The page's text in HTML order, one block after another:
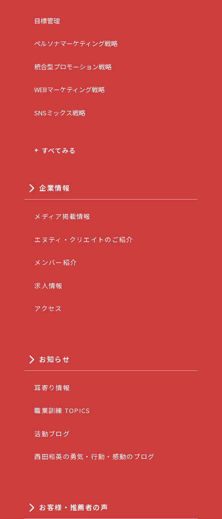
目標管理
ペルソナマーケティング戦略
統合型プロモーション戦略
WEBマーケティング戦略
SNSミックス戦略
+ すべてみる
企業情報
メディア掲載情報
エヌティ・クリエイトのご紹介
メンバー紹介
求人情報
アクセス
お知らせ
耳寄り情報
職業訓練 TOPICS
活動ブログ
西田和英の勇気・行動・感動のブログ
お客様・推薦者の声